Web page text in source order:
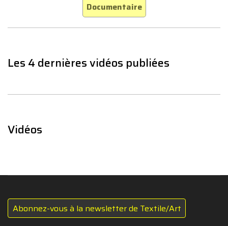
Documentaire
Les 4 dernières vidéos publiées
Vidéos
Abonnez-vous à la newsletter de Textile/Art